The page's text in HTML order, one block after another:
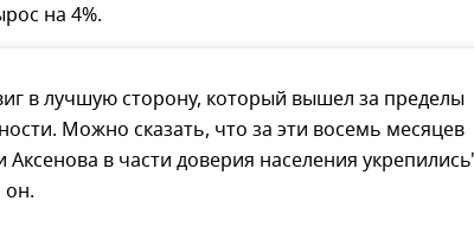
на 4%.
в лучшую сторону, который вышел за пределы
Можно сказать, что за эти восемь месяцев
Аксенова в части доверия населения
он.